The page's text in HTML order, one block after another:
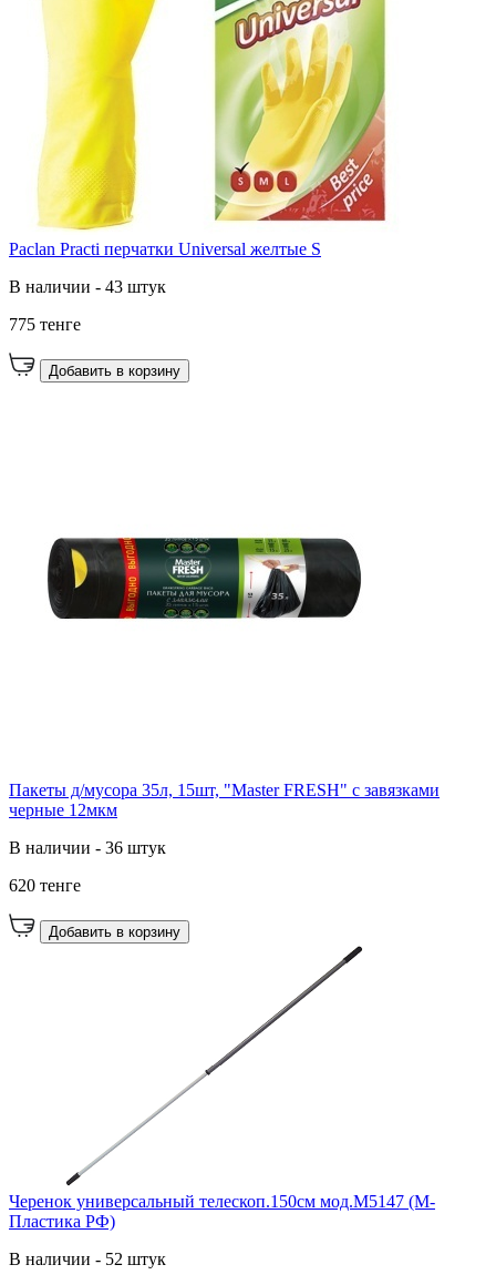
Paclan Practi перчатки Universal желтые S
В наличии - 43 штук
775 тенге
Добавить в корзину
Пакеты д/мусора 35л, 15шт, "Master FRESH" с завязками
черные 12мкм
В наличии - 36 штук
620 тенге
Добавить в корзину
Черенок универсальный телескоп.150см мод.М5147 (М-
Пластика РФ)
В наличии - 52 штук